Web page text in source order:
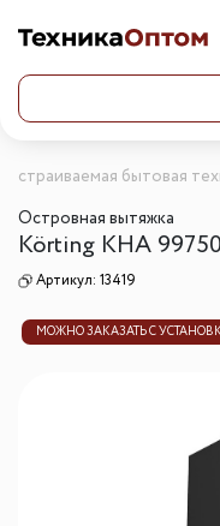
Встраиваемая бытовая
Островная вытяжка
Körting KHA
Артикул: 13419
МОЖНО ЗАКАЗАТЬ С